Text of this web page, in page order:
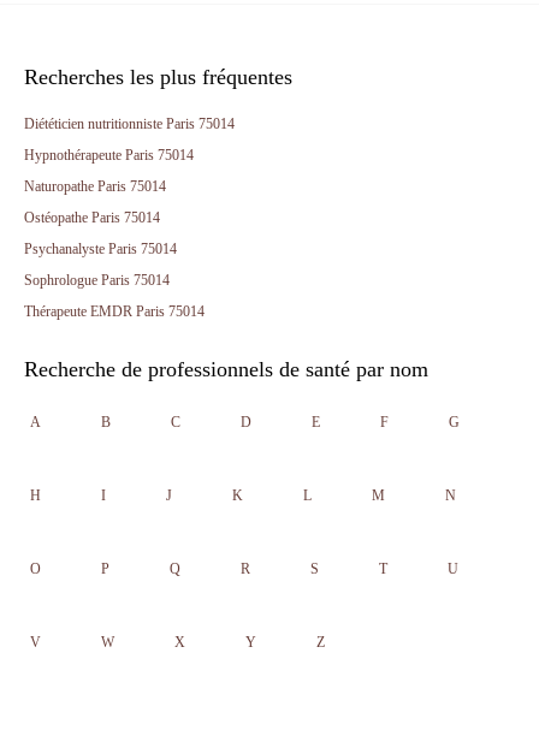
Recherches les plus fréquentes
Diététicien nutritionniste Paris 75014
Hypnothérapeute Paris 75014
Naturopathe Paris 75014
Ostéopathe Paris 75014
Psychanalyste Paris 75014
Sophrologue Paris 75014
Thérapeute EMDR Paris 75014
Recherche de professionnels de santé par nom
A B C D E F G
H I J K L M N
O P Q R S T U
V W X Y Z